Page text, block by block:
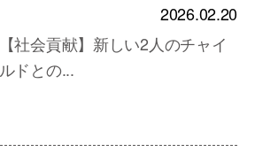
2026.02.20
【社会貢献】新しい2人のチャイ
ルドとの...